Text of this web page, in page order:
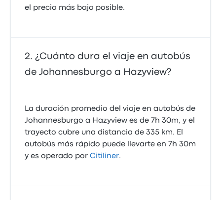
el precio más bajo posible.
¿Cuánto dura el viaje en autobús
de Johannesburgo a Hazyview?
La duración promedio del viaje en autobús de
Johannesburgo a Hazyview es de 7h 30m, y el
trayecto cubre una distancia de 335 km. El
autobús más rápido puede llevarte en 7h 30m
y es operado porCitiliner.